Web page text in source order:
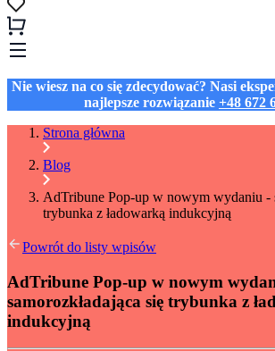
Nie wiesz na co się zdecydować? Nasi
najlepsze rozwiązanie +48 672
Strona główna
Blog
AdTribune Pop-up w nowym wydaniu -
trybunka z ładowarką indukcyjną
Powrót do listy wpisów
AdTribune Pop-up w nowym
samorozkładająca się trybunka z
indukcyjną